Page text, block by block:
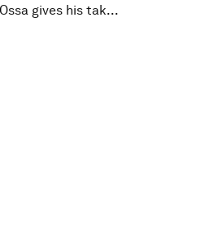
gives his tak...